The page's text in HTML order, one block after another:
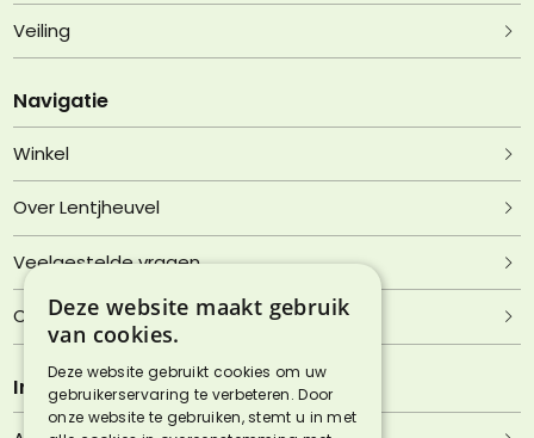
Veiling
Navigatie
Winkel
Over Lentjheuvel
Veelgestelde vragen
Contact
Informatie
Deze website maakt gebruik
van cookies.
Deze website gebruikt cookies om uw
gebruikerservaring te verbeteren. Door
onze website te gebruiken, stemt u in met